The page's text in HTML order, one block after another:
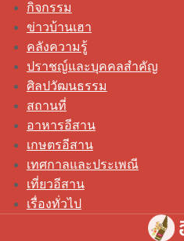
กิจกรรม
ข่าวบ้านเฮา
คลังความรู้
ปราชญ์และบุคคลสำคัญ
ศิลปวัฒนธรรม
สถานที่
อาหารอีสาน
เกษตรอีสาน
เทศกาลและประเพณี
เที่ยวอีสาน
เรื่องทั่วไป